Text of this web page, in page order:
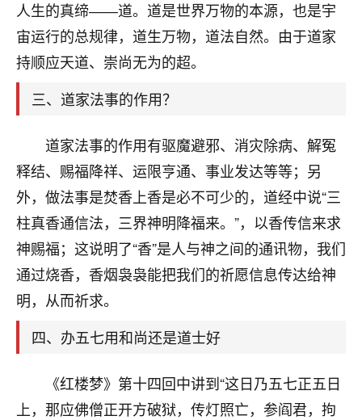
人生的真缔――道。道是世界万物的本源，也是宇
宙运行的总规律，道生万物，道法自然。由于道家
持顺应天道、崇尚无为的超。
三、道家法事的作用？
道家法事的作用有驱魔避邪、消灾除病、解冤
释结、赐福降祥、运限亨通、事业发达等等；另
外，做法事是焚香上香是必不可少的，道经中说“三
柱真香通信法，三界神明降福来。”，以香传信来求
神赐福；这说明了“香”是人与神之间的通讯物，我们
通过烧香，香烟袅袅能把我们的祈愿信息传达给神
明，从而祈求。
四、办五七用和尚还是道士好
《红楼梦》第十四回中讲到“这日乃五七正五日
上，那应佛僧正开方破狱，传灯照亡，参阎君，拘
家底快败光了，真是倒霉！我也想找人看看到底怎么
回事？
鹿森：你可以找老师看看，人有时不服命不行
太阳当空赵：我也做餐饮的，生意不算大，但
址、风水、还有开业日子，哪哪都看了，虽然
大环境不好，但是我家生意还可以，前几天又
刚找老师做了补财库，希望财运更好一点！
2小时前 来自海南 18
梦醒时分
我女儿高二叛逆，大半年不上学，一说她就要死要活
的，把我们两口子愁的不行，朋友给我推荐的慧来老
师，一开始我是病急乱投医，这半年来，法事一个个
做完，我女儿跟变了个人一样，不期望她能考多好的
大学，只要能安安稳稳的把书读了，身体心理都健健
鹿森：可怜天下父母心啊！